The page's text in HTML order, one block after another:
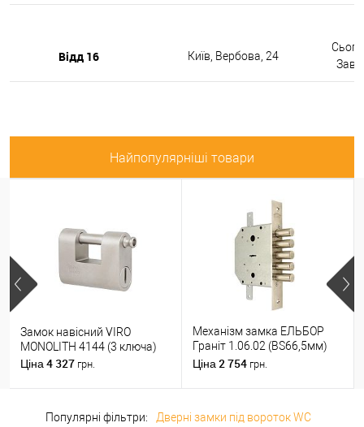
Відд 16 Київ, Вербова, 24
Найпопулярніші товари
Замок навісний VIRO
MONOLITH 4144 (3 ключа)
Ціна 4 327 грн.
Механізм замка ЕЛЬБОР
Граніт 1.06.02 (BS66,5мм)
(н)
Ціна 2 754 грн.
Популярні фільтри:
Дверні замки під вороток WC